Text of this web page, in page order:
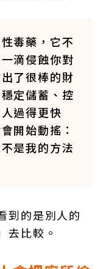
毒藥，它不
滴侵蝕你對
了很棒的財
定儲蓄、控
過得更快
開始動搖：
是我的方法
到的是別人的
去比較。